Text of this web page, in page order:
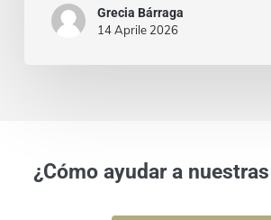
Grecia Bárraga
14 Aprile 2026
¿Cómo ayudar a